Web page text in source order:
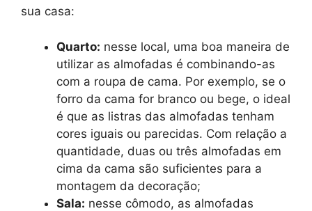
sua casa:
Quarto: nesse local, uma boa maneira de
utilizar as almofadas é combinando-as
com a roupa de cama. Por exemplo, se o
forro da cama for branco ou bege, o ideal
é que as listras das almofadas tenham
cores iguais ou parecidas. Com relação a
quantidade, duas ou três almofadas em
cima da cama são suficientes para a
montagem da decoração;
Sala: nesse cômodo, as almofadas